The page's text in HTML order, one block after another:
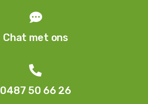

Chat met ons

0487 50 66 26